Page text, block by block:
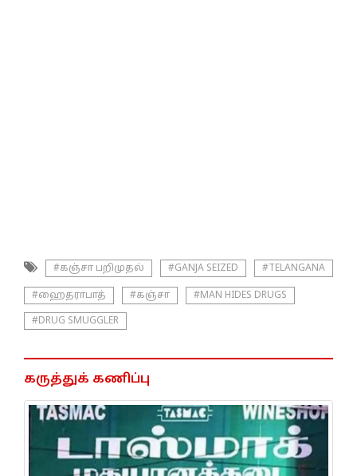
#கஞ்சா பறிமுதல் #GANJA SEIZED #TELANGANA
#ஹைதராபாத் #கஞ்சா #MAN HIDES DRUGS
#DRUG SMUGGLER
கருத்துக் கணிப்பு